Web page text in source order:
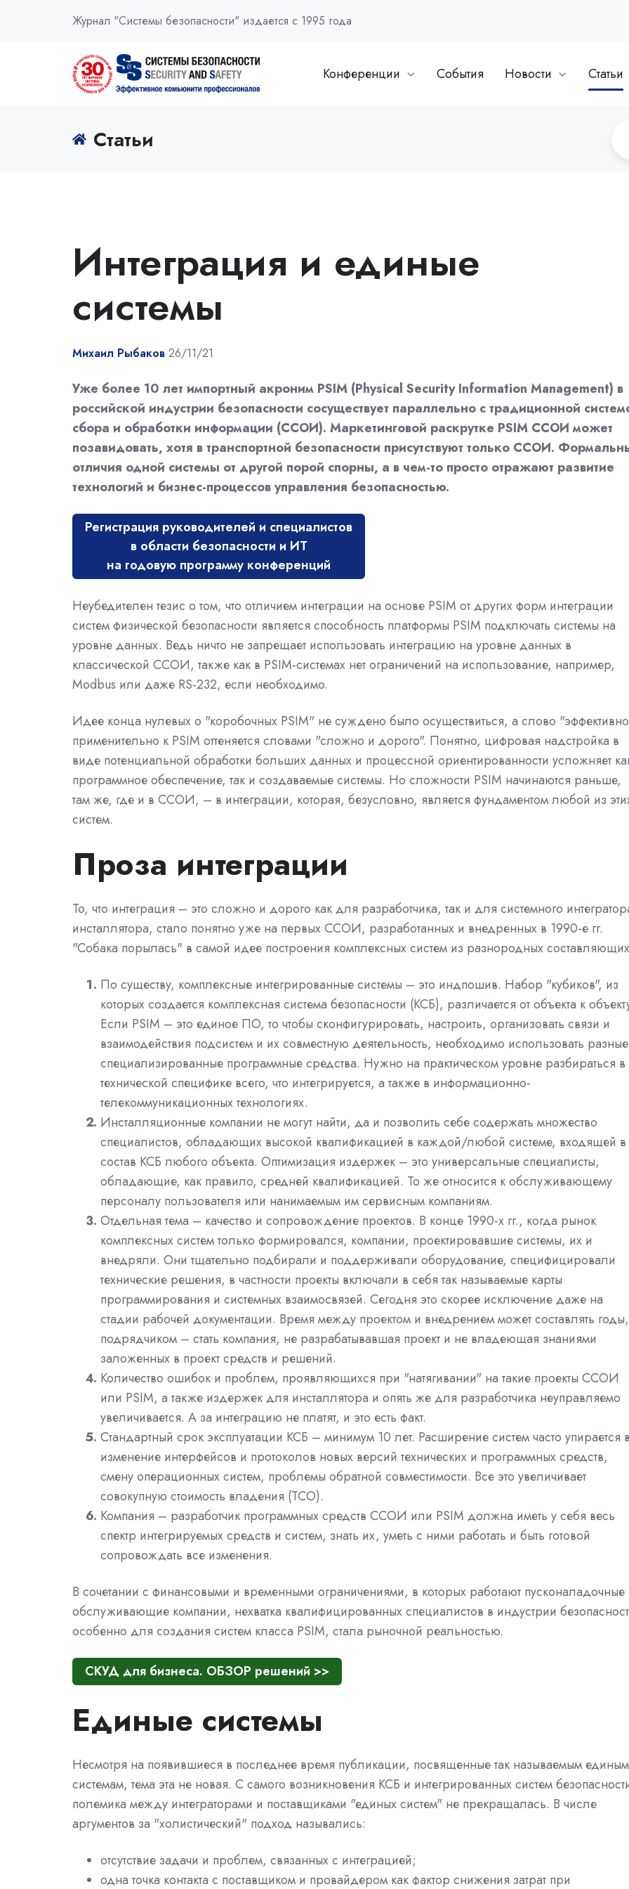
Журнал "Системы безопасности" издается с 1995 года
Конференции События Новости Статьи
Статьи
Интеграция и единые
системы
Михаил Рыбаков 26/11/21
Уже более 10 лет импортный акроним PSIM (Physical Security Information Management) в
российской индустрии безопасности сосуществует параллельно с традиционной
сбора и обработки информации (ССОИ). Маркетинговой раскрутке PSIM ССОИ может
позавидовать, хотя в транспортной безопасности присутствуют только ССОИ.
отличия одной системы от другой порой спорны, а в чем-то просто отражают развитие
технологий и бизнес-процессов управления безопасностью.
Регистрация руководителей и специалистов
в области безопасности и ИТ
на годовую программу конференций
Неубедителен тезис о том, что отличием интеграции на основе PSIM от других форм интеграции
систем физической безопасности является способность платформы PSIM подключать системы на
уровне данных. Ведь ничто не запрещает использовать интеграцию на уровне данных в
классической ССОИ, также как в PSIM-системах нет ограничений на использование, например,
Modbus или даже RS-232, если необходимо.
Идее конца нулевых о "коробочных PSIM" не суждено было осуществиться, а слово
применительно к PSIM оттеняется словами "сложно и дорого". Понятно, цифровая надстройка в
виде потенциальной обработки больших данных и процессной ориентированности усложняет
программное обеспечение, так и создаваемые системы. Но сложности PSIM начинаются раньше,
там же, где и в ССОИ, – в интеграции, которая, безусловно, является фундаментом любой из
систем.
Проза интеграции
То, что интеграция – это сложно и дорого как для разработчика, так и для системного
инсталлятора, стало понятно уже на первых ССОИ, разработанных и внедренных в 1990-е гг.
"Собака порылась" в самой идее построения комплексных систем из разнородных
По существу, комплексные интегрированные системы – это индпошив. Набор "кубиков", из
которых создается комплексная система безопасности (КСБ), различается от объекта к
Если PSIM – это единое ПО, то чтобы сконфигурировать, настроить, организовать связи и
взаимодействия подсистем и их совместную деятельность, необходимо использовать разные
специализированные программные средства. Нужно на практическом уровне разбираться в
технической специфике всего, что интегрируется, а также в информационно-
телекоммуникационных технологиях.
Инсталляционные компании не могут найти, да и позволить себе содержать множество
специалистов, обладающих высокой квалификацией в каждой/любой системе, входящей в
состав КСБ любого объекта. Оптимизация издержек – это универсальные специалисты,
обладающие, как правило, средней квалификацией. То же относится к обслуживающему
персоналу пользователя или нанимаемым им сервисным компаниям.
Отдельная тема – качество и сопровождение проектов. В конце 1990-х гг., когда рынок
комплексных систем только формировался, компании, проектировавшие системы, их и
внедряли. Они тщательно подбирали и поддерживали оборудование, специфицировали
технические решения, в частности проекты включали в себя так называемые карты
программирования и системных взаимосвязей. Сегодня это скорее исключение даже на
стадии рабочей документации. Время между проектом и внедрением может составлять
подрядчиком – стать компания, не разрабатывавшая проект и не владеющая знаниями
заложенных в проект средств и решений.
Количество ошибок и проблем, проявляющихся при "натягивании" на такие проекты ССОИ
или PSIM, а также издержек для инсталлятора и опять же для разработчика неуправляемо
увеличивается. А за интеграцию не платят, и это есть факт.
Стандартный срок эксплуатации КСБ – минимум 10 лет. Расширение систем часто упирается в
изменение интерфейсов и протоколов новых версий технических и программных средств,
смену операционных систем, проблемы обратной совместимости. Все это увеличивает
совокупную стоимость владения (TCO).
Компания – разработчик программных средств ССОИ или PSIM должна иметь у себя весь
спектр интегрируемых средств и систем, знать их, уметь с ними работать и быть готовой
сопровождать все изменения.
В сочетании с финансовыми и временными ограничениями, в которых работают пусконаладочные
обслуживающие компании, нехватка квалифицированных специалистов в индустрии
особенно для создания систем класса PSIM, стала рыночной реальностью.
СКУД для бизнеса. ОБЗОР решений >>
Единые системы
Несмотря на появившиеся в последнее время публикации, посвященные так называемым единым
системам, тема эта не новая. С самого возникновения КСБ и интегрированных систем
полемика между интеграторами и поставщиками "единых систем" не прекращалась. В числе
аргументов за "холистический" подход назывались:
отсутствие задачи и проблем, связанных с интеграцией;
одна точка контакта с поставщиком и провайдером как фактор снижения затрат при